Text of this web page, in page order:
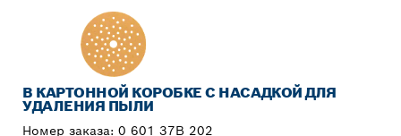
В КАРТОННОЙ КОРОБКЕ С НАСАДКОЙ ДЛЯ
УДАЛЕНИЯ ПЫЛИ
Номер заказа: 0 601 37B 202